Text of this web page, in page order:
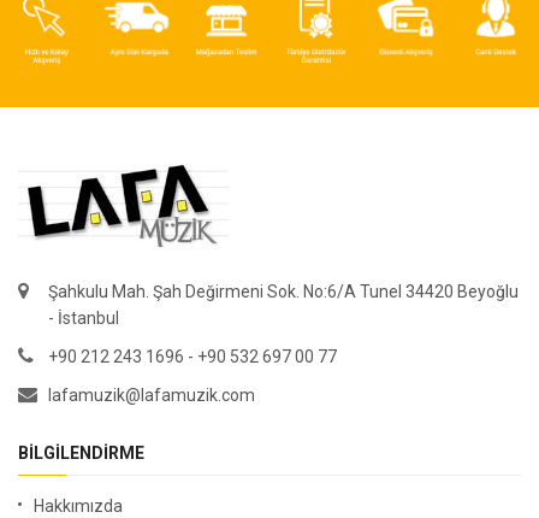
Şahkulu Mah. Şah Değirmeni Sok. No:6/A Tunel 34420 Beyoğlu
- İstanbul
+90 212 243 1696 - +90 532 697 00 77
lafamuzik@lafamuzik.com
BILGILENDIRME
Hakkımızda